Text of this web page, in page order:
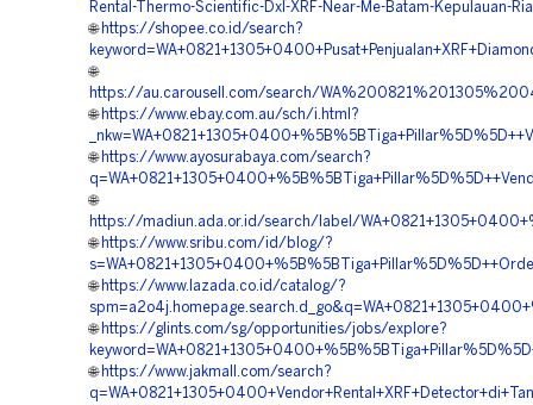
Rental-Thermo-Scientific-Dxl-XRF-Near-Me-Batam-Kepulauan-
🌐 https://shopee.co.id/search?
🌐
https://au.carousell.com/search/
🌐 https://www.ebay.com.au/sch/i.html?
🌐 https://www.ayosurabaya.com/search?
🌐
https://madiun.ada.or.id/search/label/
🌐 https://www.sribu.com/id/blog/?
🌐 https://www.lazada.co.id/catalog/?
🌐 https://glints.com/sg/opportunities/jobs/explore?
🌐 https://www.jakmall.com/search?